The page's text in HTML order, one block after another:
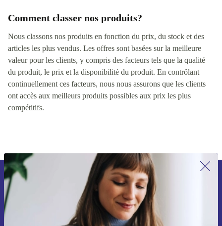
Comment classer nos produits?
Nous classons nos produits en fonction du prix, du stock et des
articles les plus vendus. Les offres sont basées sur la meilleure
valeur pour les clients, y compris des facteurs tels que la qualité
du produit, le prix et la disponibilité du produit. En contrôlant
continuellement ces facteurs, nous nous assurons que les clients
ont accès aux meilleurs produits possibles aux prix les plus
compétitifs.
Inscrivez-vous à notre newsletter pour
la première fois et économisez 15 € !
Ne manquez plus aucune offre.